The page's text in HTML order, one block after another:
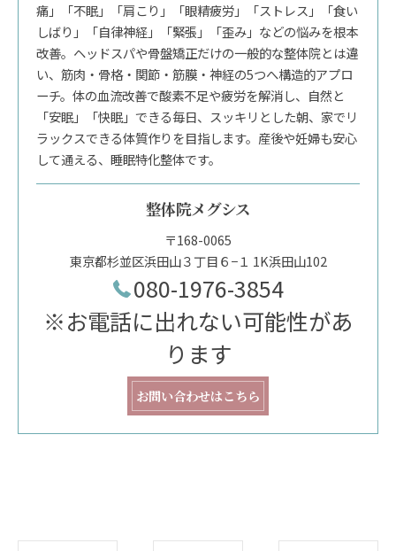
痛」「不眠」「肩こり」「眼精疲労」「ストレス」「食い
しばり」「自律神経」「緊張」「歪み」などの悩みを根本
改善。ヘッドスパや骨盤矯正だけの一般的な整体院とは違
い、筋肉・骨格・関節・筋膜・神経の5つへ構造的アプロ
ーチ。体の血流改善で酸素不足や疲労を解消し、自然と
「安眠」「快眠」できる毎日、スッキリとした朝、家でリ
ラックスできる体質作りを目指します。産後や妊婦も安心
して通える、睡眠特化整体です。
整体院メグシス
〒168-0065
東京都杉並区浜田山３丁目６−１ 1K浜田山102
080-1976-3854
※お電話に出れない可能性があ
ります
お問い合わせはこちら